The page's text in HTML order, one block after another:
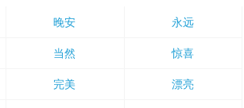
晚安 永远
当然 惊喜
完美 漂亮